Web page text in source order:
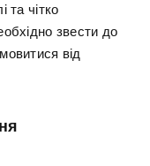
та чітко
звести до
від